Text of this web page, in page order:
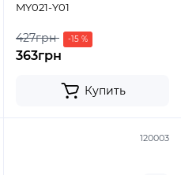
MY021-Y01
427грн -15 %
363грн
Купить
120003